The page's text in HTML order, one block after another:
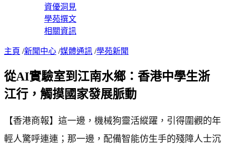
資優洞見
學苑撰文
相關資訊
主頁 /新聞中心 /媒體通訊 /學苑新聞
從AI實驗室到江南水鄉：香港中學生浙
江行，觸摸國家發展脈動
【香港商報】這一邊，機械狗靈活縱躍，引得圍觀的年
輕人驚呼連連；那一邊，配備智能仿生手的殘障人士沉